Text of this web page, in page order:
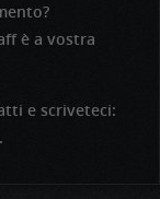
è a vostra
e scriveteci: